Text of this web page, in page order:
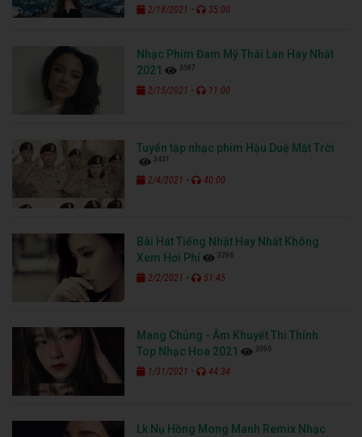
2/18/2021 - 35:00
Nhạc Phim Đam Mỹ Thái Lan Hay Nhất
2021
3587
2/15/2021 - 11:00
Tuyển tập nhạc phim Hậu Duệ Mặt Trời
3431
2/4/2021 - 40:00
Bài Hát Tiếng Nhật Hay Nhất Không
Xem Hơi Phí
3296
2/2/2021 - 51:45
Mang Chủng - Âm Khuyết Thi Thính
Top Nhạc Hoa 2021
3596
1/31/2021 - 44:34
Lk Nụ Hồng Mong Manh Remix Nhạc